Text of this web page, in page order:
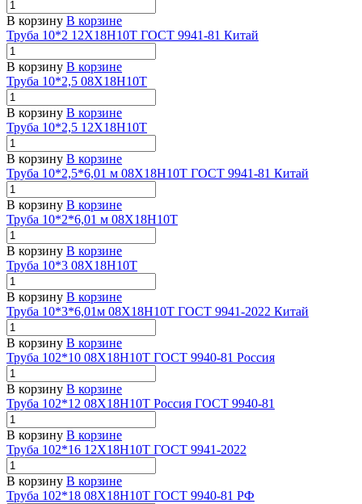
В корзину В корзине
Труба 10*2 12Х18Н10Т ГОСТ 9941-81 Китай
В корзину В корзине
Труба 10*2,5 08Х18Н10Т
В корзину В корзине
Труба 10*2,5 12Х18Н10Т
В корзину В корзине
Труба 10*2,5*6,01 м 08Х18Н10Т ГОСТ 9941-81 Китай
В корзину В корзине
Труба 10*2*6,01 м 08Х18Н10Т
В корзину В корзине
Труба 10*3 08Х18Н10Т
В корзину В корзине
Труба 10*3*6,01м 08Х18Н10Т ГОСТ 9941-2022 Китай
В корзину В корзине
Труба 102*10 08Х18Н10Т ГОСТ 9940-81 Россия
В корзину В корзине
Труба 102*12 08Х18Н10Т Россия ГОСТ 9940-81
В корзину В корзине
Труба 102*16 12Х18Н10Т ГОСТ 9941-2022
В корзину В корзине
Труба 102*18 08Х18Н10Т ГОСТ 9940-81 РФ